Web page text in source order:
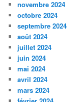
novembre 2024
octobre 2024
septembre 2024
août 2024
juillet 2024
juin 2024
mai 2024
avril 2024
mars 2024